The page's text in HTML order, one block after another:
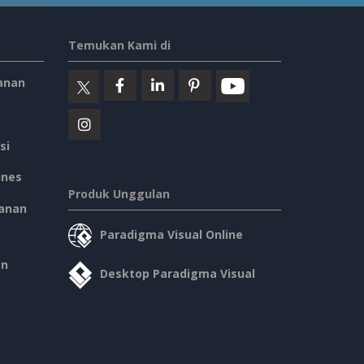
Temukan Kami di
Produk Unggulan
Paradigma Visual Online
Desktop Paradigma Visual